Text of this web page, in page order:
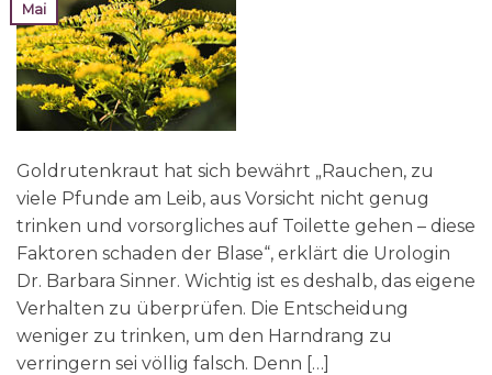
Mai
Goldrutenkraut hat sich bewährt „Rauchen, zu
viele Pfunde am Leib, aus Vorsicht nicht genug
trinken und vorsorgliches auf Toilette gehen – diese
Faktoren schaden der Blase“, erklärt die Urologin
Dr. Barbara Sinner. Wichtig ist es deshalb, das eigene
Verhalten zu überprüfen. Die Entscheidung
weniger zu trinken, um den Harndrang zu
verringern sei völlig falsch. Denn […]